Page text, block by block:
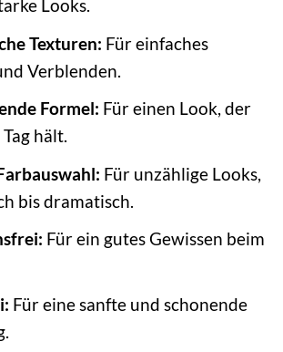
Looks.
Texturen: Für einfaches
Verblenden.
Formel: Für einen Look, der
hält.
Für unzählige Looks,
bis dramatisch.
Für ein gutes Gewissen beim
Für eine sanfte und schonende